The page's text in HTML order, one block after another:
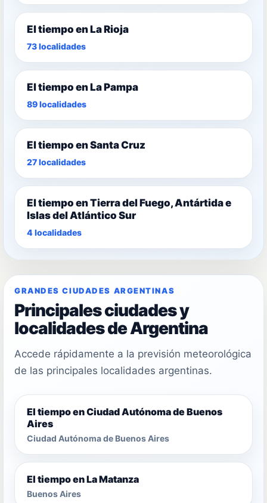
El tiempo en La Rioja
73 localidades
El tiempo en La Pampa
89 localidades
El tiempo en Santa Cruz
27 localidades
El tiempo en Tierra del Fuego, Antártida e
Islas del Atlántico Sur
4 localidades
GRANDES CIUDADES ARGENTINAS
Principales ciudades y
localidades de Argentina
Accede rápidamente a la previsión meteorológica
de las principales localidades argentinas.
El tiempo en Ciudad Autónoma de Buenos
Aires
Ciudad Autónoma de Buenos Aires
El tiempo en La Matanza
Buenos Aires